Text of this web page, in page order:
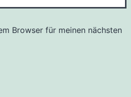
Browser für meinen nächsten